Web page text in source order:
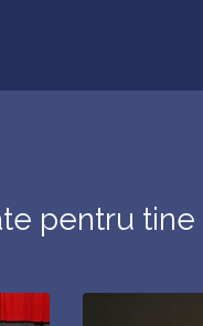
pentru tine